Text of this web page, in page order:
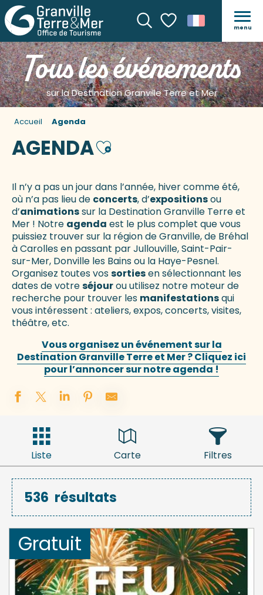
Recherche
Voir les favoris
menu
Tous les événements
sur la Destination Granville Terre et Mer
Accueil Agenda
AGENDAAjouter aux favoris
Il n’y a pas un jour dans l’année, hiver comme été,
où n’a pas lieu de concerts, d’expositionsou
d’animationssur la Destination Granville Terre et
Mer ! Notre agenda est le plus complet que vous
puissiez trouver sur la région de Granville, de Bréhal
à Carolles en passant par Jullouville, Saint-Pair-
sur-Mer, Donville les Bains ou la Haye-Pesnel.
Organisez toutes vossortiesen sélectionnant les
dates de votreséjourou utilisez notre moteur de
recherche pour trouver les manifestationsqui
vous intéressent : ateliers, expos, concerts, visites,
théâtre, etc.
Vous organisez un événement sur la
Destination Granville Terre et Mer ? Cliquez ici
pour l’annoncer sur notre agenda !
Liste Carte Filtres
536 résultats
Gratuit